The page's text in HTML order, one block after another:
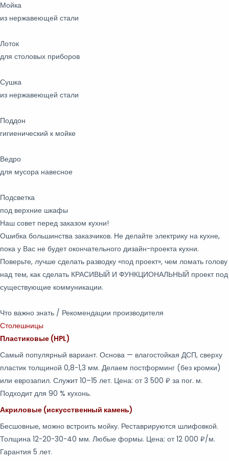
Мойка
из нержавеющей стали
Лоток
для столовых приборов
Сушка
из нержавеющей стали
Поддон
гигиенический к мойке
Ведро
для мусора навесное
Подсветка
под верхние шкафы
Наш совет перед заказом кухни!
Ошибка большинства заказчиков. Не делайте электрику на кухне,
пока у Вас не будет окончательного дизайн-проекта кухни.
Поверьте, лучше сделать разводку «под проект», чем ломать голову
над тем, как сделать КРАСИВЫЙ И ФУНКЦИОНАЛЬНЫЙ проект под
существующие коммуникации.
Что важно знать / Рекомендации производителя
Столешницы
Пластиковые (HPL)
Самый популярный вариант. Основа — влагостойкая ДСП, сверху
пластик толщиной 0,8-1,3 мм. Делаем постформинг (без кромки)
или еврозапил. Служит 10–15 лет. Цена: от 3 500 ₽ за пог. м.
Подходит для 90 % кухонь.
Акриловые (искусственный камень)
Бесшовные, можно встроить мойку. Реставрируются шлифовкой.
Толщина 12-20-30-40 мм. Любые формы. Цена: от 12 000 ₽/м.
Гарантия 5 лет.